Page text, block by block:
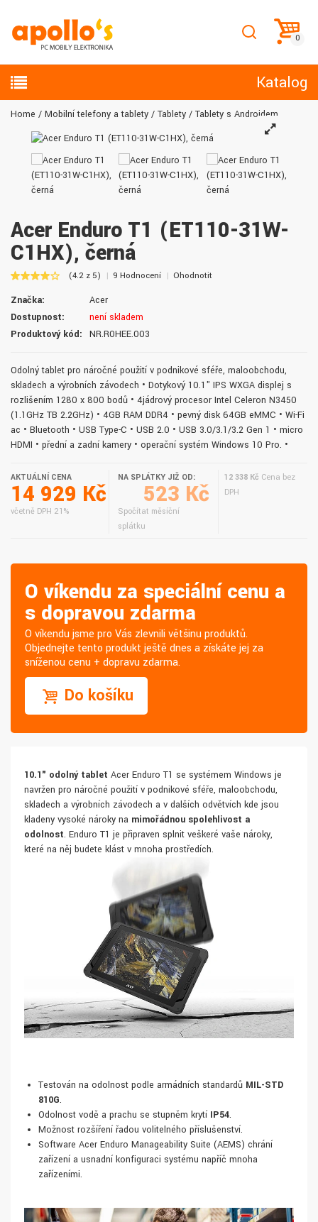
Katalog
Home Mobilní telefony a tablety Tablety Tablety s Androidem
Acer Enduro T1 (ET110-31W-
C1HX), černá
(4.2 z 5) 9 Hodnocení Ohodnotit
Značka:
Acer
Dostupnost:
není skladem
Produktový kód:
NR.R0HEE.003
Odolný tablet pro náročné použití v podnikové sféře, maloobchodu,
skladech a výrobních závodech • Dotykový 10.1" IPS WXGA displej s
rozlišením 1280 x 800 bodů • 4jádrový procesor Intel Celeron N3450
(1.1GHz TB 2.2GHz) • 4GB RAM DDR4 • pevný disk 64GB eMMC • Wi-Fi
ac • Bluetooth • USB Type-C • USB 2.0 • USB 3.0/3.1/3.2 Gen 1 • micro
HDMI • přední a zadní kamery • operační systém Windows 10 Pro. •
AKTUÁLNÍ CENA
14 929 Kč
včetně DPH 21%
NA SPLÁTKY JIŽ OD:
523 Kč
Spočítat měsíční
splátku
12 338 Kč Cena bez
DPH
O víkendu za speciální cenu a
s dopravou zdarma
O víkendu jsme pro Vás zlevnili většinu produktů.
Objednejte tento produkt ještě dnes a získáte jej za
sníženou cenu + dopravu zdarma.
Do košíku
10.1" odolný tablet Acer Enduro T1 se systémem Windows je
navržen pro náročné použití v podnikové sféře, maloobchodu,
skladech a výrobních závodech a v dalších odvětvích kde jsou
kladeny vysoké nároky na mimořádnou spolehlivost a
odolnost. Enduro T1 je připraven splnit veškeré vaše nároky,
které na něj budete klást v mnoha prostředích.
Testován na odolnost podle armádních standardů MIL-STD
810G.
Odolnost vodě a prachu se stupněm krytí IP54.
Možnost rozšíření řadou volitelného příslušenství.
Software Acer Enduro Manageability Suite (AEMS) chrání
zařízení a usnadní konfiguraci systému napříč mnoha
zařízeními.